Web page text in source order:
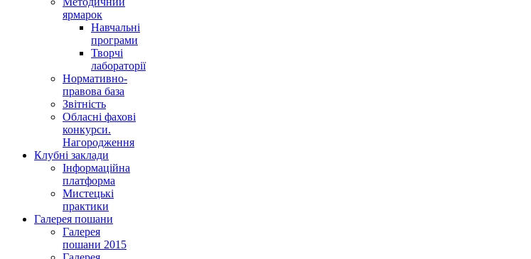
ярмарок
Навчальні
програми
Творчі
лабораторії
Нормативно-
правова база
Звітність
Обласні фахові
конкурси.
Нагородження
Клубні заклади
Інформаційна
платформа
Мистецькі
практики
Галерея пошани
Галерея
пошани 2015